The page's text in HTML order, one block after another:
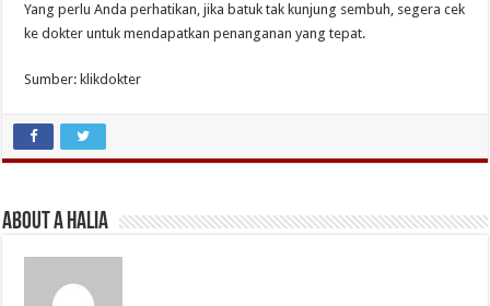
Yang perlu Anda perhatikan, jika batuk tak kunjung sembuh, segera cek
ke dokter untuk mendapatkan penanganan yang tepat.
Sumber: klikdokter
About A Halia